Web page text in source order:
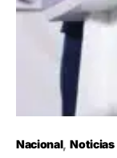
Nacional Noticias